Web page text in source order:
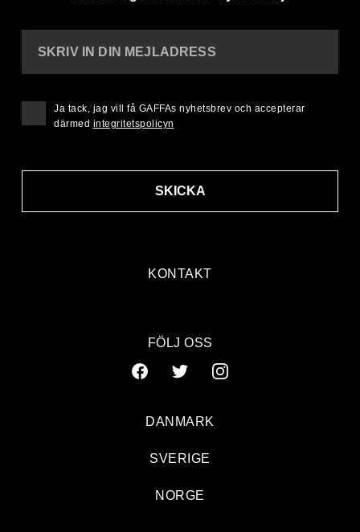
KONTAKT
SKRIV IN DIN MEJLADRESS
SKICKA
Ja tack, jag vill få GAFFAs nyhetsbrev och accepterar
därmed integritetspolicyn
FÖLJ OSS
DANMARK
SVERIGE
NORGE